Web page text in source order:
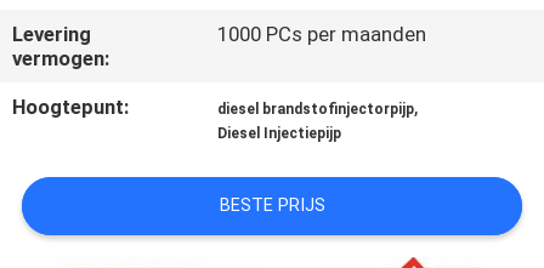
OM EEN
CITAAT
SITEMAP
Levering
vermogen:
1000 PCs per maanden
Hoogtepunt: diesel brandstofinjectorpijp,
Diesel Injectiepijp
BESTE PRIJS